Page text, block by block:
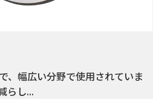
、ドライ環境で使用できるすべ